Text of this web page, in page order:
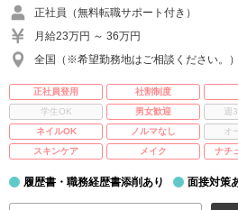
正社員（無料転職サポート付き）
月給23万円 ～ 36万円
全国（※希望勤務地はご相談ください。）
正社員登用 社割制度
学生OK
男女歓迎 週
ネイルOK
ノルマなし オ
スキンケア
メイク ナチ
履歴書・職務経歴書添削あり 面接対策